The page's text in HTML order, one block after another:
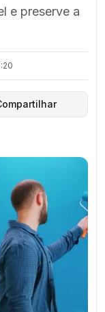
e preserve a